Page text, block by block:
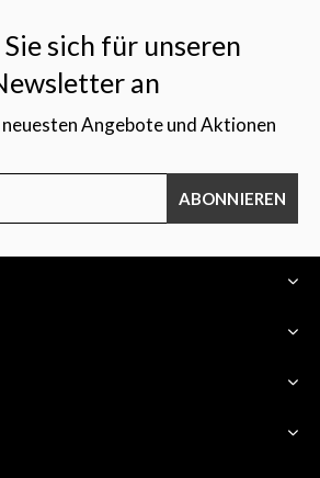
sich für unseren
an
neuesten Angebote und Aktionen
ABONNIEREN